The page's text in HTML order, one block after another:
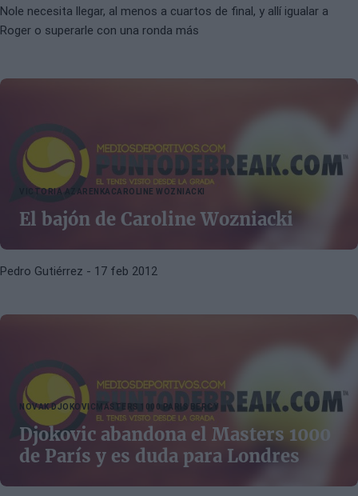
Nole necesita llegar, al menos a cuartos de final, y allí igualar a
Roger o superarle con una ronda más
VICTORIA AZARENKA CAROLINE WOZNIACKI
El bajón de Caroline Wozniacki
Pedro Gutiérrez - 17 feb 2012
NOVAK DJOKOVIC MASTERS 1000 PARIS BERCY
Djokovic abandona el Masters 1000
de París y es duda para Londres